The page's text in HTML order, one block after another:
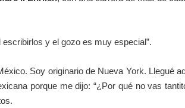
y el gozo es muy especial”.
Soy originario de Nueva York. Llegué
porque me dijo: “¿Por qué no vas